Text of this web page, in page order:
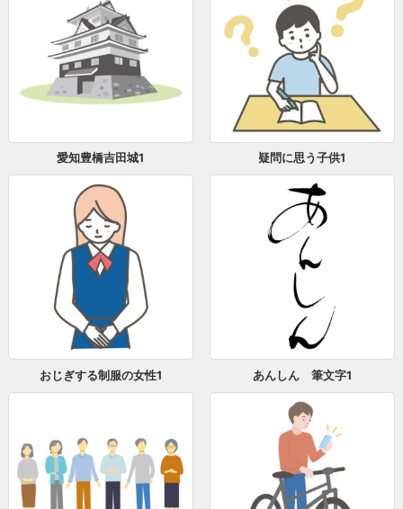
愛知豊橋吉田城1 疑問に思う子供1
おじぎする制服の女性1 あんしん 筆文字1